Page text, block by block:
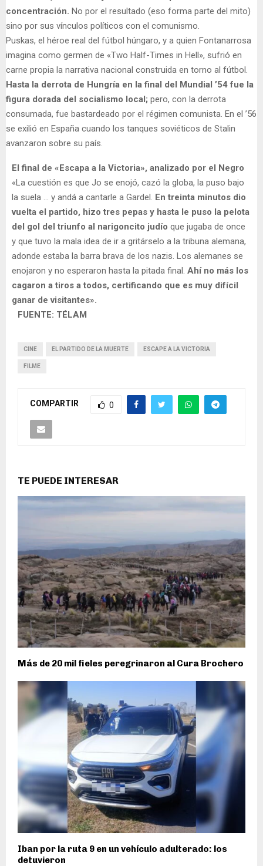
concentración. No por el resultado (eso forma parte del mito)
sino por sus vínculos políticos con el comunismo.
Puskas, el héroe real del fútbol húngaro, y a quien Fontanarrosa
imagina como germen de «Two Half-Times in Hell», sufrió en
carne propia la narrativa nacional construida en torno al fútbol.
Hasta la derrota de Hungría en la final del Mundial ’54 fue la
figura dorada del socialismo local; pero, con la derrota
consumada, fue bastardeado por el régimen comunista. En el ’56
se exilió en España cuando los tanques soviéticos de Stalin
avanzaron sobre su país.
El final de «Escapa a la Victoria», analizado por el Negro
«La cuestión es que Jo se enojó, cazó la globa, la puso bajo
la suela … y andá a cantarle a Gardel. En treinta minutos dio
vuelta el partido, hizo tres pepas y hasta le puso la pelota
del gol del triunfo al narigoncito judío que jugaba de once
y que tuvo la mala idea de ir a gritárselo a la tribuna alemana,
adonde estaba la barra brava de los nazis. Los alemanes se
enojaron y no esperaron hasta la pitada final. Ahí no más los
cagaron a tiros a todos, certificando que es muy difícil
ganar de visitantes».
FUENTE: TÉLAM
CINE EL PARTIDO DE LA MUERTE ESCAPE A LA VICTORIA
FILME
COMPARTIR 0
TE PUEDE INTERESAR
Más de 20 mil fieles peregrinaron al Cura Brochero
Iban por la ruta 9 en un vehículo adulterado: los
detuvieron